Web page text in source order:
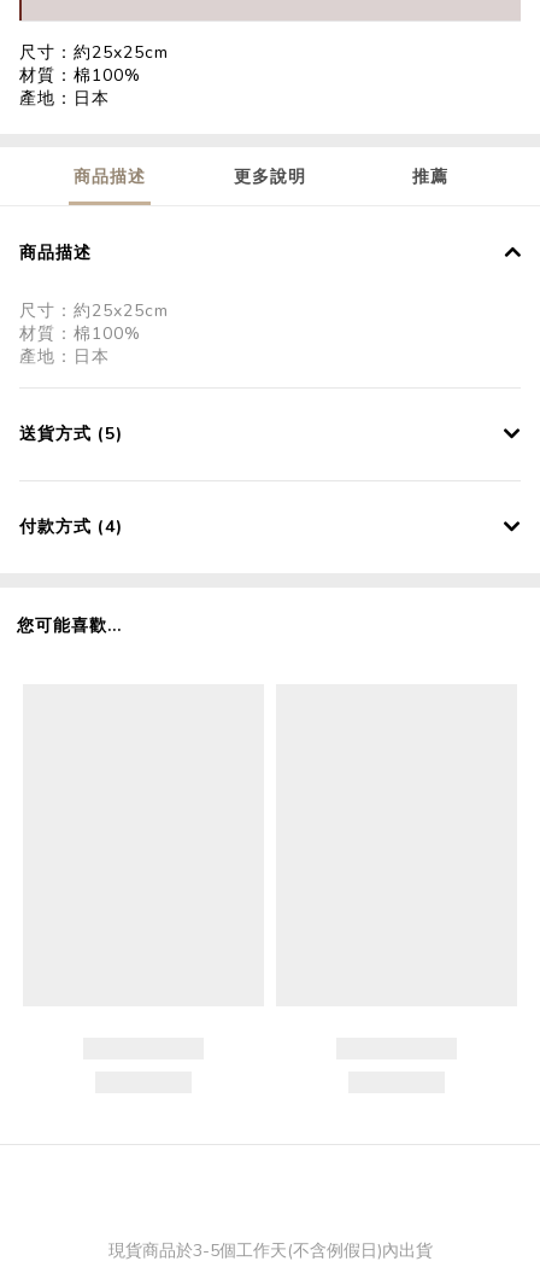
尺寸：約25x25cm
材質：棉100%
產地：日本
商品描述 更多說明 推薦
商品描述
尺寸：約25x25cm
材質：棉100%
產地：日本
送貨方式 (5)
付款方式 (4)
您可能喜歡...
現貨商品於3-5個工作天(不含例假日)內出貨